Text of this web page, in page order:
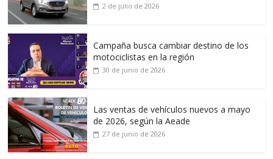
2 de julio de 2026
Campaña busca cambiar destino de los
motociclistas en la región
30 de junio de 2026
Las ventas de vehículos nuevos a mayo
de 2026, según la Aeade
27 de junio de 2026